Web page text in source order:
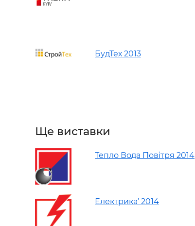
БудТех 2013
Ще виставки
Тепло Вода Повітря 2014
Електрика’ 2014